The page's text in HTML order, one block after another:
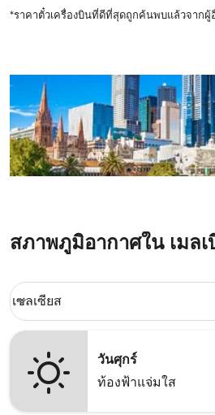
*ราคาตั๋วเครื่องบินที่ดีที่สุดถูกค้นพบแล้วจาก
สภาพภูมิอากาศใน เมลเ
Weather unit option เซลเซียส
เซลเซียส
keyboard_arrow_down
วันศุกร์
ท้องฟ้าแจ่มใส